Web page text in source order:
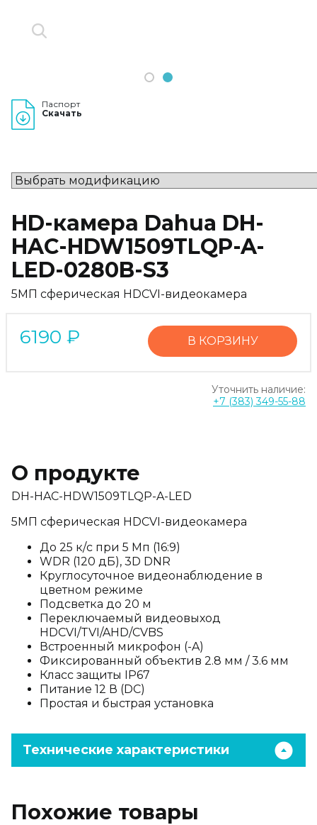
1 2
Паспорт
Скачать
HD-камера Dahua DH-
HAC-HDW1509TLQP-A-
LED-0280B-S3
5МП сферическая HDCVI-видеокамера
6190 ₽ В КОРЗИНУ
Уточнить наличие:
+7 (383) 349-55-88
О продукте
DH-HAC-HDW1509TLQP-A-LED
5МП сферическая HDCVI-видеокамера
До 25 к/с при 5 Мп (16:9)
WDR (120 дБ), 3D DNR
Круглосуточное видеонаблюдение в
цветном режиме
Подсветка до 20 м
Переключаемый видеовыход
HDCVI/TVI/AHD/CVBS
Встроенный микрофон (-A)
Фиксированный объектив 2.8 мм / 3.6 мм
Класс защиты IP67
Питание 12 В (DC)
Простая и быстрая установка
Технические характеристики
Похожие товары